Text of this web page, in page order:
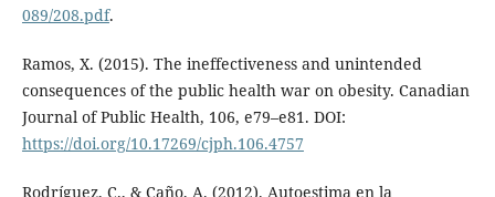
089/208.pdf.
Ramos, X. (2015). The ineffectiveness and unintended
consequences of the public health war on obesity. Canadian
Journal of Public Health, 106, e79–e81. DOI:
https://doi.org/10.17269/cjph.106.4757
Rodríguez, C., & Caño, A. (2012). Autoestima en la